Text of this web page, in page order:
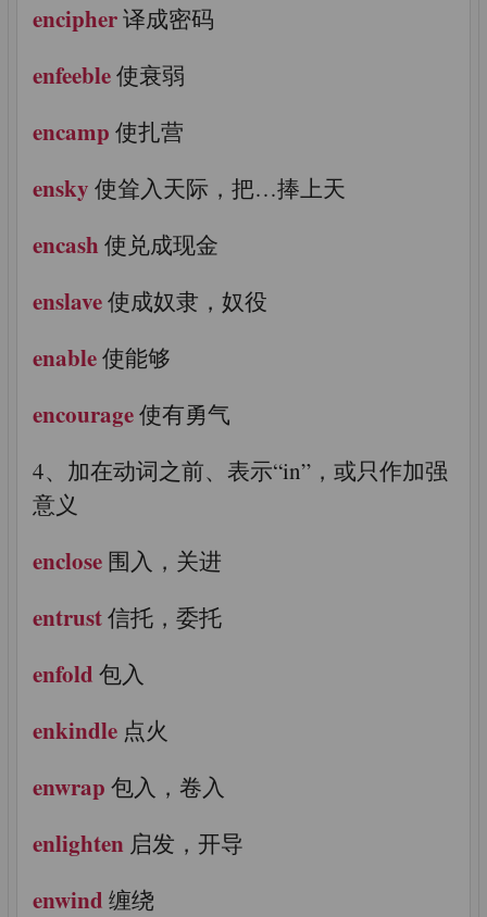
encipher译成密码
enfeeble使衰弱
encamp 使扎营
ensky 使耸入天际，把…捧上天
encash 使兑成现金
enslave使成奴隶，奴役
enable使能够
encourage使有勇气
4、加在动词之前、表示“in”，或只作加强
意义
enclose 围入，关进
entrust信托，委托
enfold 包入
enkindle 点火
enwrap 包入，卷入
enlighten 启发，开导
enwind 缠绕